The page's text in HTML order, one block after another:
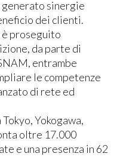
sinergie
dei clienti.
proseguito
da parte di
entrambe
le competenze
di rete ed
Yokogawa,
oltre 17.000
e una presenza in 62